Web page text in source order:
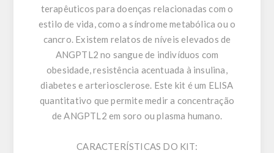
terapêuticos para doenças relacionadas com o
estilo de vida, como a síndrome metabólica ou o
cancro. Existem relatos de níveis elevados de
ANGPTL2 no sangue de indivíduos com
obesidade, resistência acentuada à insulina,
diabetes e arteriosclerose. Este kit é um ELISA
quantitativo que permite medir a concentração
de ANGPTL2 em soro ou plasma humano.
CARACTERÍSTICAS DO KIT: